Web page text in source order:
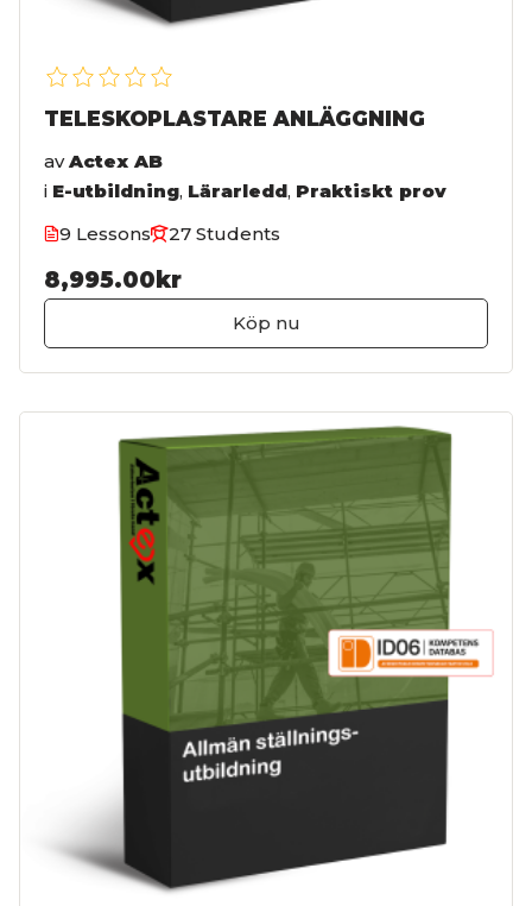
TELESKOPLASTARE ANLÄGGNING
av Actex AB
i E-utbildning, Lärarledd, Praktiskt prov
9 Lessons
27 Students
8,995.00kr
Köp nu